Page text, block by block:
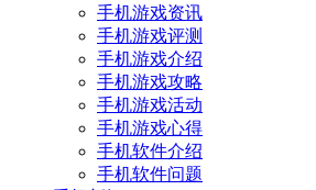
手机游戏资讯
手机游戏评测
手机游戏介绍
手机游戏攻略
手机游戏活动
手机游戏心得
手机软件介绍
手机软件问题